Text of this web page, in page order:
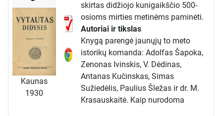
Kaunas
1930
skirtas didžiojo kunigaikščio 500-
osioms mirties metinėms paminėti.
Autoriai ir tikslas
Knygą parengė jaunųjų to meto
istorikų komanda: Adolfas Šapoka,
Zenonas Ivinskis, V. Dėdinas,
Antanas Kučinskas, Simas
Sužiedėlis, Paulius Šležas ir dr. M.
Krasauskaitė. Kaip nurodoma